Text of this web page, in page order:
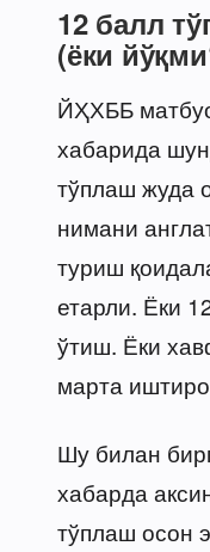
12 балл
(ёки
ЙҲХББ
хабарида
тўплаш жуда
нимани
туриш
етарли. Ёки
ўтиш. Ёки
марта
Шу билан
хабарда
тўплаш осон